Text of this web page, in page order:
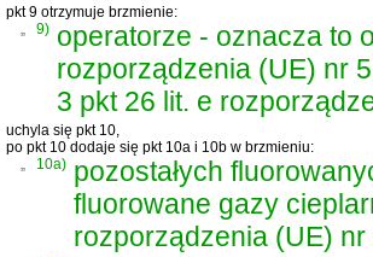
pkt 9 otrzymuje brzmienie:
„
9) operatorze - oznacza to
rozporządzenia (UE) nr
3 pkt 26 lit. e
uchyla się pkt 10,
po pkt 10 dodaje się pkt 10a i 10b w brzmieniu:
„
10a) pozostałych
fluorowane gazy
rozporządzenia (UE)